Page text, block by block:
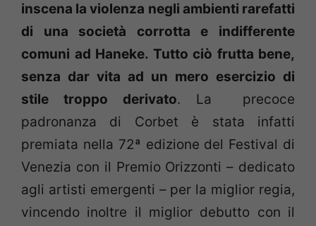
inscena la violenza negli ambienti rarefatti
di una società corrotta e indifferente
comuni ad Haneke. Tutto ciò frutta bene,
senza dar vita ad un mero esercizio di
stile troppo derivato. La precoce
padronanza di Corbet è stata infatti
premiata nella 72ª edizione del Festival di
Venezia con il Premio Orizzonti – dedicato
agli artisti emergenti – per la miglior regia,
vincendo inoltre il miglior debutto con il